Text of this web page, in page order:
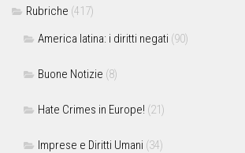
Rubriche (417)
America latina: i diritti negati (90)
Buone Notizie (8)
Hate Crimes in Europe! (21)
Imprese e Diritti Umani (34)